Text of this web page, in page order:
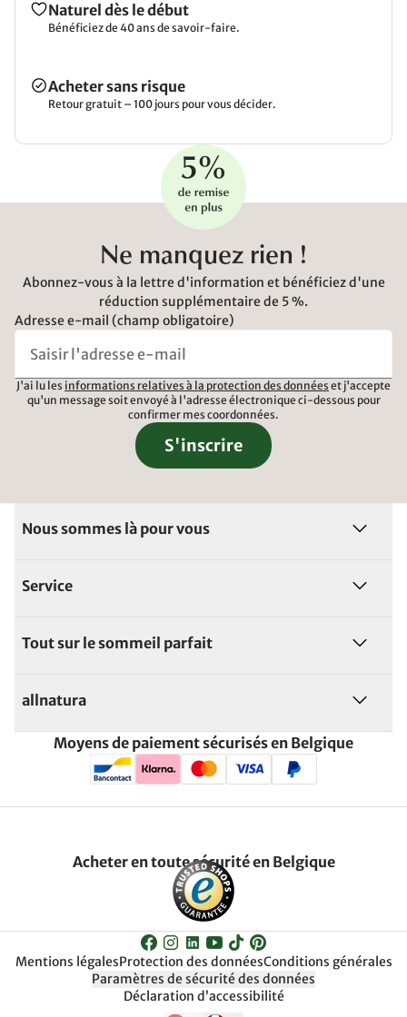
Naturel dès le début
Bénéficiez de 40 ans de savoir-faire.
Acheter sans risque
Retour gratuit – 100 jours pour vous décider.
Ne manquez rien !
Abonnez-vous à la lettre d'information et bénéficiez d'une
réduction supplémentaire de 5 %.
Adresse e-mail (champ obligatoire)
J'ai lu les informations relatives à la protection des données et j'accepte
qu'un message soit envoyé à l'adresse électronique ci-dessous pour
confirmer mes coordonnées.
S'inscrire
Nous sommes là pour vous
Service
Tout sur le sommeil parfait
allnatura
Moyens de paiement sécurisés en Belgique
Acheter en toute sécurité en Belgique
Mentions légalesProtection des donnéesConditions générales
Paramètres de sécurité des données
Déclaration d’accessibilité